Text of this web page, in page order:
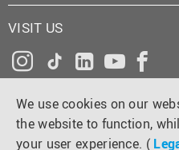
We use cookies on our
the website to function,
your user experience. (
VISIT US
Instagram
Tiktok
LinkedIn